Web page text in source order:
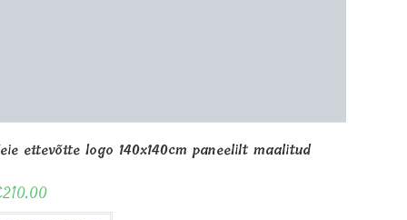
ettevõtte logo 140x140cm paneelilt maalitud
210.00